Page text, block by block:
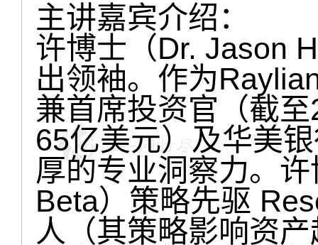
主讲嘉宾介绍：
许博士（Dr. Jason
出领袖。作为
兼首席投资官（截
65亿美元）及华美
厚的专业洞察力。
Beta）策略先驱
人（其策略影响资